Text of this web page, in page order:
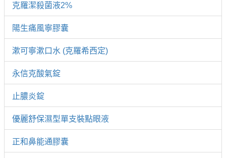
克羅潔殺菌液2%
陽生痛風寧膠囊
漱可寧漱口水 (克羅希西定)
永信克酸氣錠
止膿炎錠
優麗舒保濕型單支裝點眼液
正和鼻能通膠囊